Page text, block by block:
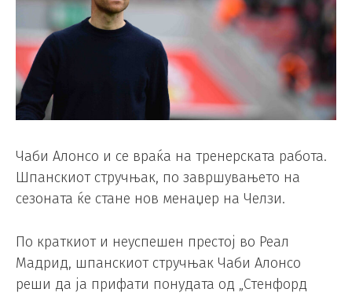
Чаби Алонсо и се враќа на тренерската работа.
Шпанскиот стручњак, по завршувањето на
сезоната ќе стане нов менаџер на Челзи.
По краткиот и неуспешен престој во Реал
Мадрид, шпанскиот стручњак Чаби Алонсо
реши да ја прифати понудата од „Стенфорд